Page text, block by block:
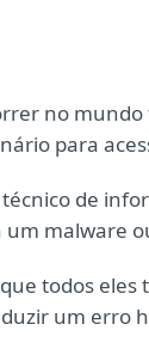
no
para
de
malware
todos
um erro